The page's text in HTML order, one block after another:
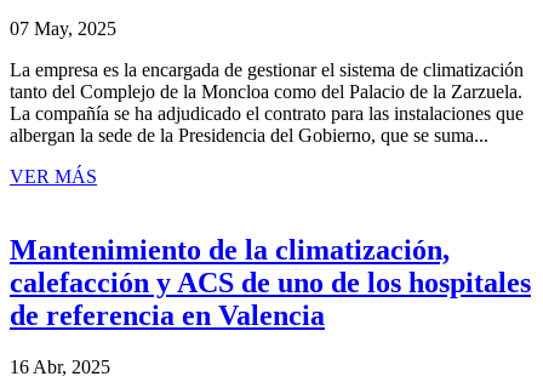
07 May, 2025
La empresa es la encargada de gestionar el sistema de climatización
tanto del Complejo de la Moncloa como del Palacio de la Zarzuela.
La compañía se ha adjudicado el contrato para las instalaciones que
albergan la sede de la Presidencia del Gobierno, que se suma...
VER MÁS
Mantenimiento de la climatización,
calefacción y ACS de uno de los hospitales
de referencia en Valencia
16 Abr, 2025